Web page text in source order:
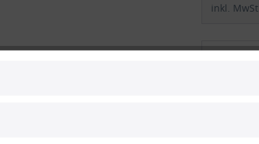
inkl. MwSt.
1